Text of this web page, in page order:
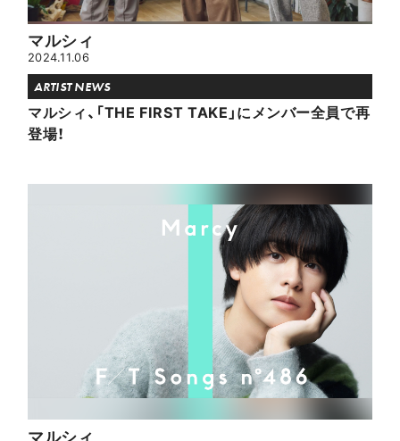
マルシィ
2024.11.06
ARTIST NEWS
マルシィ、「THE FIRST TAKE」にメンバー全員で再
登場！
マルシィ